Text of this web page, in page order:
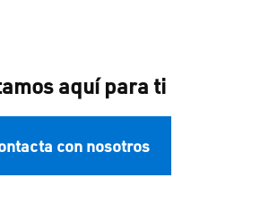
aquí para ti
con nosotros